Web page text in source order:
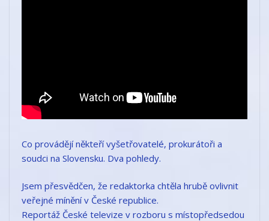
Co provádějí někteří vyšetřovatelé, prokurátoři a
soudci na Slovensku. Dva pohledy.
Jsem přesvědčen, že redaktorka chtěla hrubě ovlivnit
veřejné mínění v České republice.
Reportáž České televize v rozboru s místopředsedou